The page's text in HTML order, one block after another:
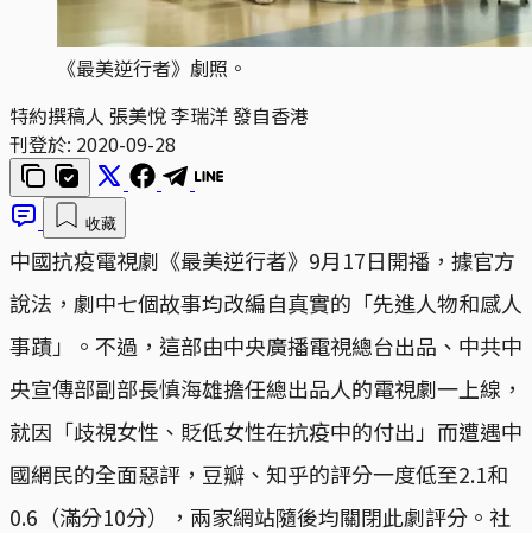
《最美逆行者》劇照。
特約撰稿人 張美悅 李瑞洋 發自香港
刊登於: 2020-09-28
收藏
中國抗疫電視劇《最美逆行者》9月17日開播，據官方
說法，劇中七個故事均改編自真實的「先進人物和感人
事蹟」。不過，這部由中央廣播電視總台出品、中共中
央宣傳部副部長慎海雄擔任總出品人的電視劇一上線，
就因「歧視女性、貶低女性在抗疫中的付出」而遭遇中
國網民的全面惡評，豆瓣、知乎的評分一度低至2.1和
0.6（滿分10分），兩家網站隨後均關閉此劇評分。社